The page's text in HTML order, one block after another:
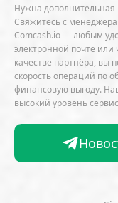
Binance
BIS
Bitfarms
BitMEX
BitOK
Bloomberg
Börse Stuttgart
Chainalysis
Нужна дополнительная
Свяжитесь с
Comcash.io — любым
электронной почте или
качестве партнёра, вы
скорость операций по
финансовую выгоду.
высокий уровень